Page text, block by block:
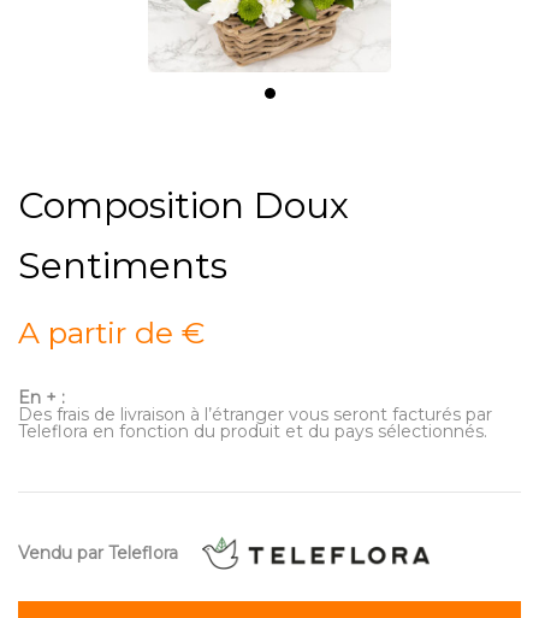
Composition Doux
Sentiments
A partir de €
En + :
Des frais de livraison à l’étranger vous seront facturés par
Teleflora en fonction du produit et du pays sélectionnés.
Vendu par Teleflora